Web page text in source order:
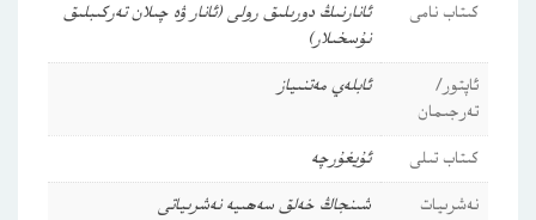
كىتاب نامى
ئانارنىڭ دورىلىق رولى (ئانار ۋە چىلان تەركىبلىق
نۇسخىلار)
ئاپتور/
تەرجىمان
ئابلەي مەتنىياز
كىتاب تىلى
ئۇيغۇرچە
نەشرىيات
شىنجاڭ خەلق سەھىيە نەشرىياتى